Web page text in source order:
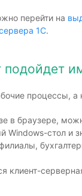
перейти на
1С.
подойдет
процессы,
в браузере,
Windows-стол и
клиент-